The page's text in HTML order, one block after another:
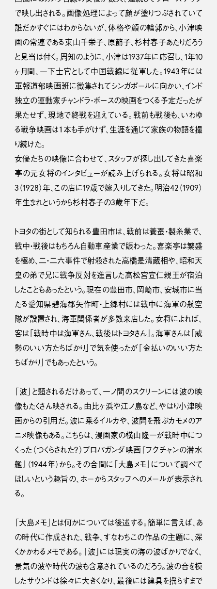
で映し出される。画像処理によって顔が塗りつぶされていて
誰だかすぐにはわからないが、体格や顔の輪郭から、小津映
画の常連である東山千栄子、原節子、杉村春子あたりだろう
と見当は付く。周知のように、小津は1937年に応召し、1年10
ヶ月間、一下士官として中国戦線に従軍した。1943年には
軍報道部映画班に徴集されてシンガポールに向かい、インド
独立の運動家チャンドラ・ボースの映画をつくる予定だったが
果たせず、現地で終戦を迎えている。戦前も戦後も、いわゆ
る戦争映画は１本も手がけず、生涯を通じて家族の物語を撮
り続けた。
女優たちの映像に合わせて、スタッフが探し出してきた喜楽
亭の元女将のインタビューが読み上げられる。女将は昭和
3（1928）年、この店に19歳で嫁入りしてきた。明治42（1909）
年生まれというから杉村春子の3歳年下だ。
トヨタの街として知られる豊田市は、戦前は養蚕・製糸業で、
戦中・戦後はもちろん自動車産業で賑わった。喜楽亭は繁盛
を極め、二・二六事件で射殺された高橋是清蔵相や、昭和天
皇の弟で兄に戦争反対を進言した高松宮宣仁親王が宿泊
したこともあったという。現在の豊田市、岡崎市、安城市に当
たる愛知県碧海郡矢作町・上郷村には戦中に海軍の航空
隊が設置され、海軍関係者が多数来店した。女将によれば、
客は「戦時中は海軍さん、戦後はトヨタさん」。海軍さんは「威
勢のいい方たちばかり」で気を使ったが「金払いのいい方た
ちばかり」でもあったという。
「波」と題されるだけあって、一ノ間のスクリーンには波の映
像もたくさん映される。由比ヶ浜や江ノ島など、やはり小津映
画からの引用だ。波に乗るイルカや、波間を飛ぶカモメのア
ニメ映像もある。こちらは、漫画家の横山隆一が戦時中につ
くった（つくらされた？）プロパガンダ映画『フクチャンの潜水
艦』（1944年）から。その合間に「大島メモ」について調べて
ほしいという趣旨の、ホーからスタッフへのメールが表示され
る。
「大島メモ」とは何かについては後述する。簡単に言えば、あ
の時代に作成された、戦争、すなわちこの作品の主題に、深
くかかわるメモである。「波」には現実の海の波ばかりでなく、
景気の波や時代の波も含意されているのだろう。波の音を模
したサウンドは徐々に大きくなり、最後には建具を揺らすまで